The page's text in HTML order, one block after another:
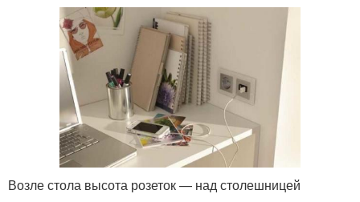
Возле стола высота розеток — над столешницей